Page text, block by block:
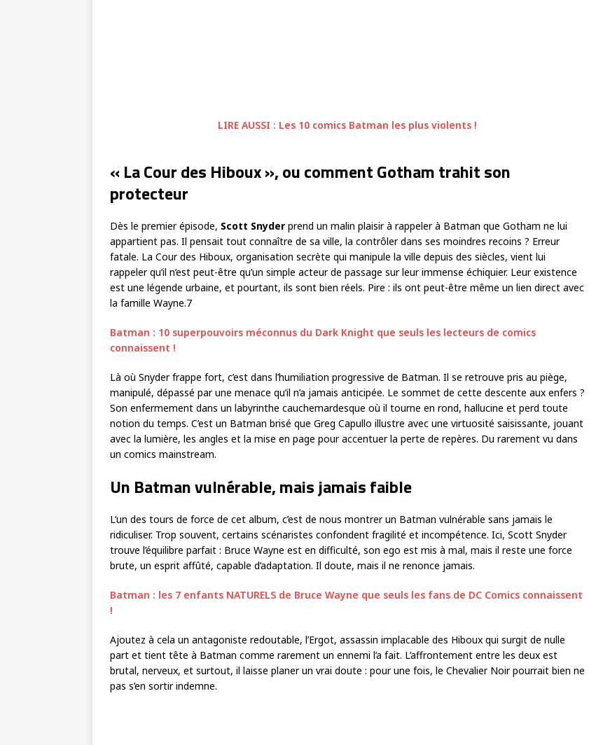
LIRE AUSSI : Les 10 comics Batman les plus violents !
« La Cour des Hiboux », ou comment Gotham trahit son
protecteur
Dès le premier épisode, Scott Snyder prend un malin plaisir à rappeler à Batman que Gotham ne lui
appartient pas. Il pensait tout connaître de sa ville, la contrôler dans ses moindres recoins ? Erreur
fatale. La Cour des Hiboux, organisation secrète qui manipule la ville depuis des siècles, vient lui
rappeler qu’il n’est peut-être qu’un simple acteur de passage sur leur immense échiquier. Leur existence
est une légende urbaine, et pourtant, ils sont bien réels. Pire : ils ont peut-être même un lien direct avec
la famille Wayne.7
Batman : 10 superpouvoirs méconnus du Dark Knight que seuls les lecteurs de comics
connaissent !
Là où Snyder frappe fort, c’est dans l’humiliation progressive de Batman. Il se retrouve pris au piège,
manipulé, dépassé par une menace qu’il n’a jamais anticipée. Le sommet de cette descente aux enfers ?
Son enfermement dans un labyrinthe cauchemardesque où il tourne en rond, hallucine et perd toute
notion du temps. C’est un Batman brisé que Greg Capullo illustre avec une virtuosité saisissante, jouant
avec la lumière, les angles et la mise en page pour accentuer la perte de repères. Du rarement vu dans
un comics mainstream.
Un Batman vulnérable, mais jamais faible
L’un des tours de force de cet album, c’est de nous montrer un Batman vulnérable sans jamais le
ridiculiser. Trop souvent, certains scénaristes confondent fragilité et incompétence. Ici, Scott Snyder
trouve l’équilibre parfait : Bruce Wayne est en difficulté, son ego est mis à mal, mais il reste une force
brute, un esprit affûté, capable d’adaptation. Il doute, mais il ne renonce jamais.
Batman : les 7 enfants NATURELS de Bruce Wayne que seuls les fans de DC Comics connaissent
!
Ajoutez à cela un antagoniste redoutable, l’Ergot, assassin implacable des Hiboux qui surgit de nulle
part et tient tête à Batman comme rarement un ennemi l’a fait. L’affrontement entre les deux est
brutal, nerveux, et surtout, il laisse planer un vrai doute : pour une fois, le Chevalier Noir pourrait bien ne
pas s’en sortir indemne.